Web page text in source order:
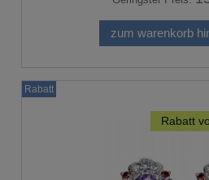
zum warenkorb
Rabatt
Rabatt